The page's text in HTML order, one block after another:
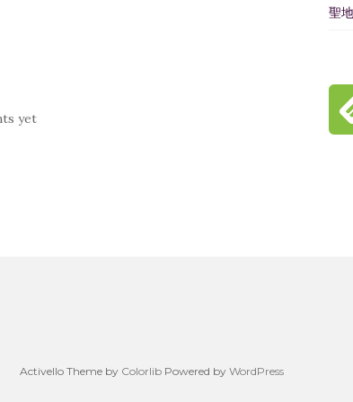
yet
聖
Activello Theme by Colorlib Powered by WordPress